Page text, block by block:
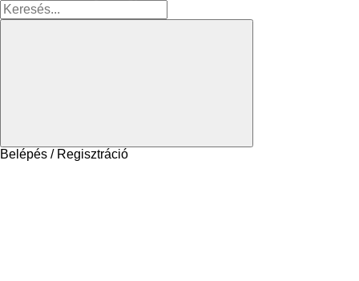
Belépés / Regisztráció